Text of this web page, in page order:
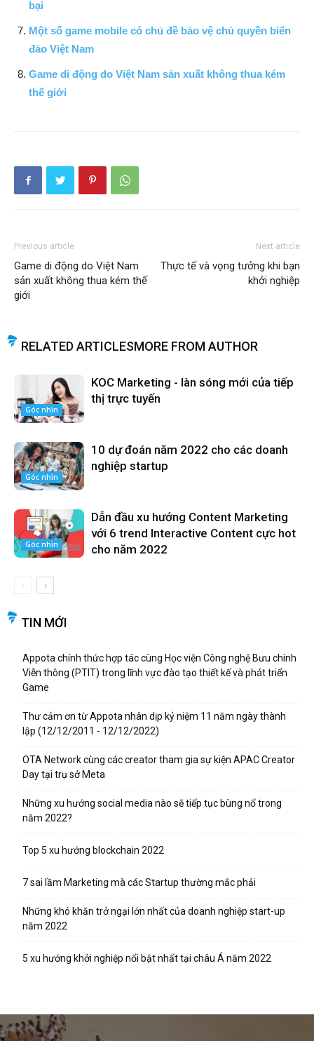
bại
Một số game mobile có chủ đề bảo vệ chủ quyền biển
đảo Việt Nam
Game di động do Việt Nam sản xuất không thua kém
thế giới
Previous article
Game di động do Việt Nam
sản xuất không thua kém thế
giới
Next article
Thực tế và vọng tưởng khi bạn
khởi nghiệp
RELATED ARTICLESMORE FROM AUTHOR
Góc nhìn
KOC Marketing - làn sóng mới của tiếp
thị trực tuyến
Góc nhìn
10 dự đoán năm 2022 cho các doanh
nghiệp startup
Góc nhìn
Dẫn đầu xu hướng Content Marketing
với 6 trend Interactive Content cực hot
cho năm 2022
TIN MỚI
Appota chính thức hợp tác cùng Học viện Công nghệ Bưu chính
Viễn thông (PTIT) trong lĩnh vực đào tạo thiết kế và phát triển
Game
Thư cảm ơn từ Appota nhân dịp kỷ niệm 11 năm ngày thành
lập (12/12/2011 - 12/12/2022)
OTA Network cùng các creator tham gia sự kiện APAC Creator
Day tại trụ sở Meta
Những xu hướng social media nào sẽ tiếp tục bùng nổ trong
năm 2022?
Top 5 xu hướng blockchain 2022
7 sai lầm Marketing mà các Startup thường mắc phải
Những khó khăn trở ngại lớn nhất của doanh nghiệp start-up
năm 2022
5 xu hướng khởi nghiệp nổi bật nhất tại châu Á năm 2022